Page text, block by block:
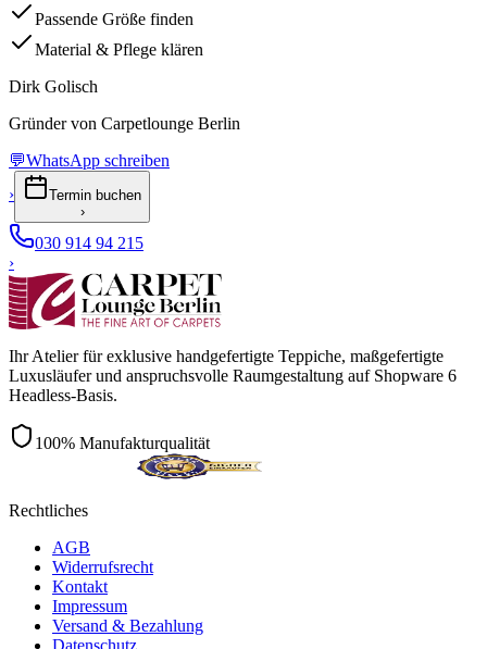
Passende Größe finden
Material & Pflege klären
Dirk Golisch
Gründer von Carpetlounge Berlin
💬WhatsApp schreiben
›
Termin buchen
›
030 914 94 215
›
Ihr Atelier für exklusive handgefertigte Teppiche, maßgefertigte
Luxusläufer und anspruchsvolle Raumgestaltung auf Shopware 6
Headless-Basis.
100% Manufakturqualität
Rechtliches
AGB
Widerrufsrecht
Kontakt
Impressum
Versand & Bezahlung